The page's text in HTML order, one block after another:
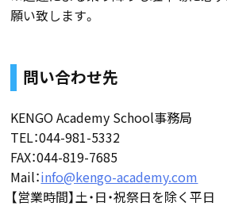
願い致します。
問い合わせ先
KENGO Academy School事務局
TEL：044-981-5332
FAX：044-819-7685
Mail：info@kengo-academy.com
【営業時間】土・日・祝祭日を除く平